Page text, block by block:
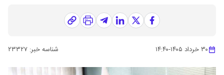
۳۰ خرداد ۱۴۰۵ -۱۴:۴۰ شناسه خبر: ۲۳۳۲۷